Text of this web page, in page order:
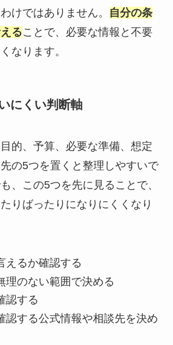
けではありません。
自分の条
ることで、必要な情報と不要
なります。
にくい判断軸
的、予算、必要な準備、想定
の5つを置くと整理しやすいで
、この5つを先に見ることで、
りばったりになりにくくなり
えるか確認する
理のない範囲で決める
認する
認する公式情報や相談先を決め